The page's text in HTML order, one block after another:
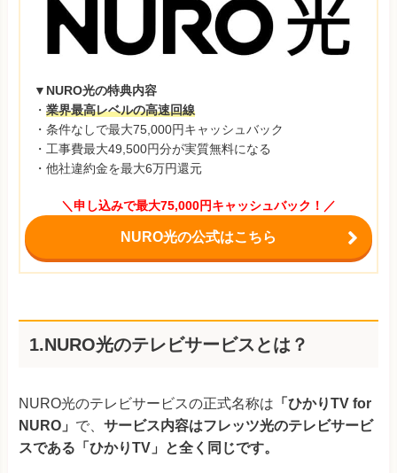
▼NURO光の特典内容
・ 業界最高レベルの高速回線
・条件なしで最大75,000円キャッシュバック
・工事費最大49,500円分が実質無料になる
・他社違約金を最大6万円還元
＼申し込みで最大75,000円キャッシュバック！／
NURO光の公式はこちら
1.NURO光のテレビサービスとは？
NURO光のテレビサービスの正式名称は 「ひかりTV for
NURO」 で、 サービス内容はフレッツ光のテレビサービ
スである「ひかりTV」と全く同じです。